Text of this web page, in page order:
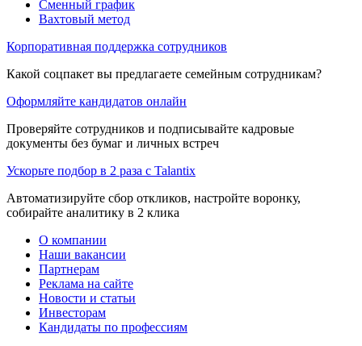
Сменный график
Вахтовый метод
Корпоративная поддержка сотрудников
Какой соцпакет вы предлагаете семейным сотрудникам?
Оформляйте кандидатов онлайн
Проверяйте сотрудников и подписывайте кадровые
документы без бумаг и личных встреч
Ускорьте подбор в 2 раза с Talantix
Автоматизируйте сбор откликов, настройте воронку,
собирайте аналитику в 2 клика
О компании
Наши вакансии
Партнерам
Реклама на сайте
Новости и статьи
Инвесторам
Кандидаты по профессиям